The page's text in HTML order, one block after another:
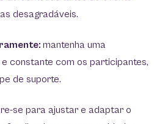
desagradáveis.
mantenha uma
constante com os participantes,
de suporte.
se para ajustar e adaptar o